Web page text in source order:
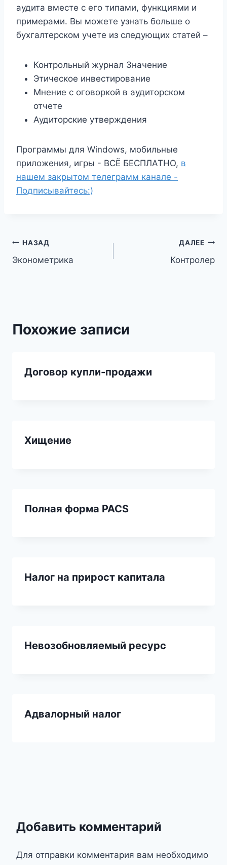
аудита вместе с его типами, функциями и
примерами. Вы можете узнать больше о
бухгалтерском учете из следующих статей –
Контрольный журнал Значение
Этическое инвестирование
Мнение с оговоркой в ​​аудиторском
отчете
Аудиторские утверждения
Программы для Windows, мобильные
приложения, игры - ВСЁ БЕСПЛАТНО, в
нашем закрытом телеграмм канале -
Подписывайтесь:)
Навигация
по
НАЗАД
Эконометрика
ДАЛЕЕ
Контролер
Похожие записи
Договор купли-продажи
Хищение
Полная форма PACS
Налог на прирост капитала
Невозобновляемый ресурс
Адвалорный налог
Добавить комментарий
Для отправки комментария вам необходимо